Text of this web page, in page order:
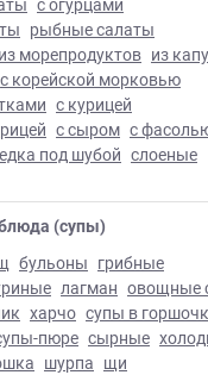
рыбные салаты
из морепродуктов из
с корейской морковью
с курицей
с сыром с
под шубой слоеные
(супы)
бульоны грибные
лагман овощные
харчо супы в
пюре сырные
шурпа щи